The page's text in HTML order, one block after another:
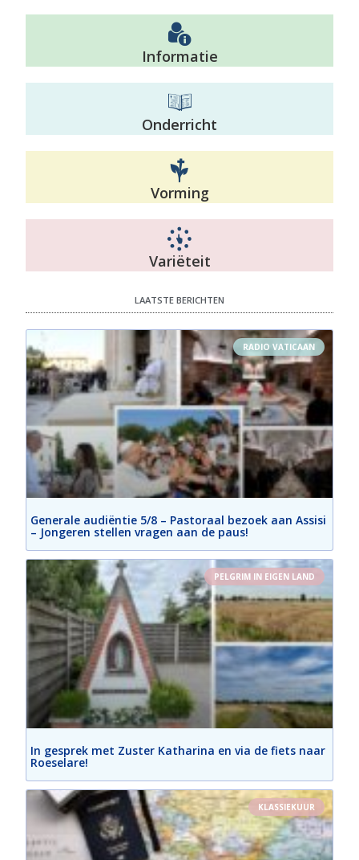
Informatie
Onderricht
Vorming
Variëteit
LAATSTE BERICHTEN
RADIO VATICAAN
Generale audiëntie 5/8 – Pastoraal bezoek aan Assisi
– Jongeren stellen vragen aan de paus!
PELGRIM IN EIGEN LAND
In gesprek met Zuster Katharina en via de fiets naar
Roeselare!
KLASSIEKUUR